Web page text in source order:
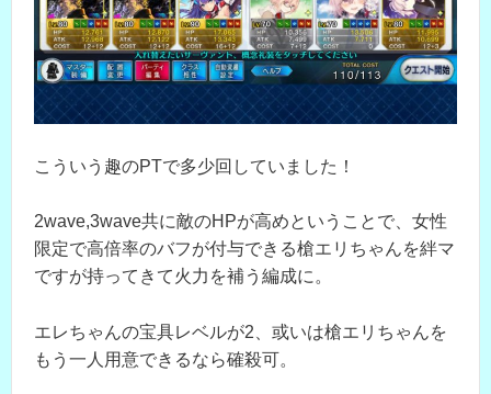
こういう趣のPTで多少回していました！
2wave,3wave共に敵のHPが高めということで、女性
限定で高倍率のバフが付与できる槍エリちゃんを絆マ
ですが持ってきて火力を補う編成に。
エレちゃんの宝具レベルが2、或いは槍エリちゃんを
もう一人用意できるなら確殺可。